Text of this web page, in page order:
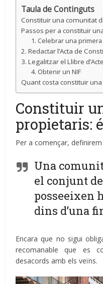
Taula de Continguts
Constituir una comunitat
Passos per a constituir
1. Celebrar una
2. Redactar l’Acta de
3. Legalitzar el Llibre
4. Obtenir un NIF
Quant costa constituir
Constituir
propietaris:
Per a començar,
Una
el conjunt
posseeixen
dins d’una
Encara que no sigui
recomanable que es
desacords amb els veïns.